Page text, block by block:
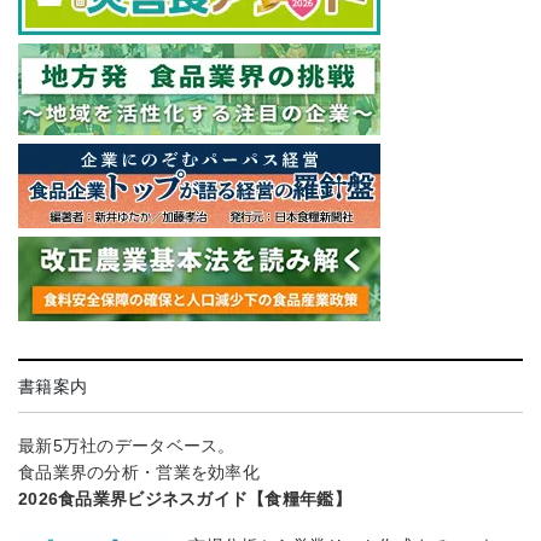
書籍案内
最新5万社のデータベース。
食品業界の分析・営業を効率化
2026食品業界ビジネスガイド【食糧年鑑】